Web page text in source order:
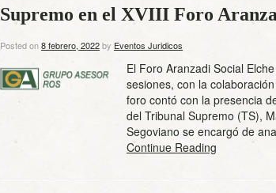
Supremo en el XVIII Foro
Posted on8 febrero, 2022by Eventos Juridicos
El Foro Aranzadi Social
sesiones, con la
foro contó con la presencia
del Tribunal Supremo (TS),
Segoviano se encargó de
Continue Reading